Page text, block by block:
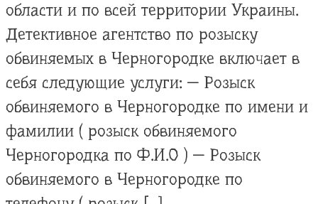
области и по всей территории Украины.
Детективное агентство по розыску
обвиняемых в Черногородке включает в
себя следующие услуги: — Розыск
обвиняемого в Черногородке по имени и
фамилии ( розыск обвиняемого
Черногородка по Ф.И.О ) — Розыск
обвиняемого в Черногородке по